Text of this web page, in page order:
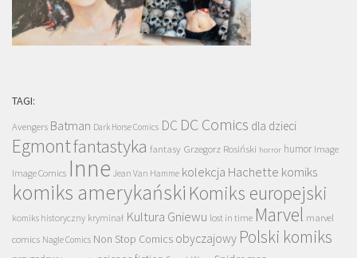
TAGI:
Avengers Batman Dark Horse Comics DC DC Comics dla dzieci
Egmontfantastyka fantasy Grzegorz Rosiński horror humor Image
Image Comics Inne Jean Van Hamme kolekcja Hachette komiks
komiks amerykański Komiks europejski
komiks historyczny kryminał Kultura Gniewu lost in time Marvel marvel
comics Nagle Comics Non Stop Comics obyczajowy Polski komiks